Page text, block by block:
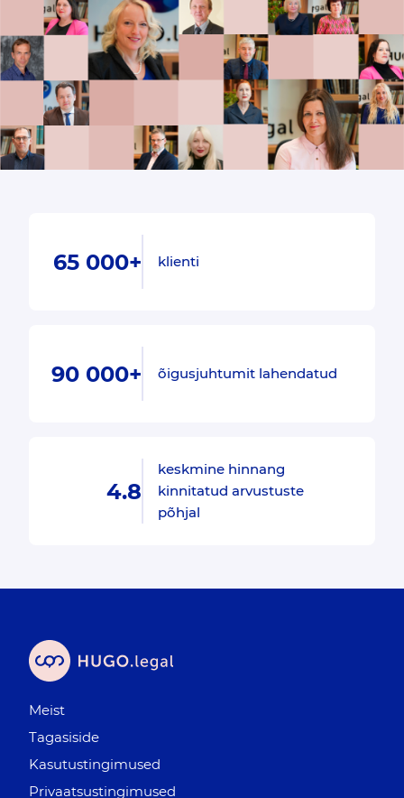
65 000+ klienti
90 000+ õigusjuhtumit lahendatud
4.8
keskmine hinnang
kinnitatud arvustuste
põhjal
Meist
Tagasiside
Kasutustingimused
Privaatsustingimused